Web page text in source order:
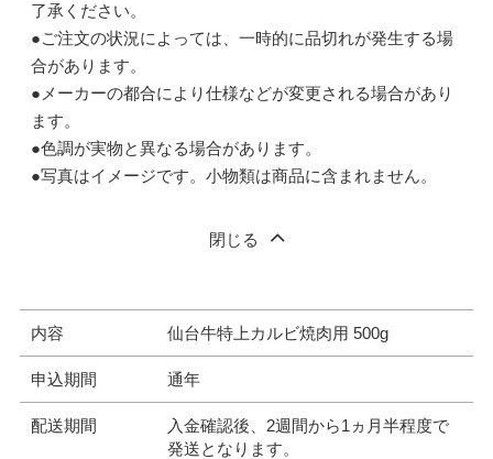
了承ください。
●ご注文の状況によっては、一時的に品切れが発生する場
合があります。
●メーカーの都合により仕様などが変更される場合があり
ます。
●色調が実物と異なる場合があります。
●写真はイメージです。小物類は商品に含まれません。
閉じる
内容 仙台牛特上カルビ焼肉用 500g
申込期間 通年
配送期間
入金確認後、2週間から1ヵ月半程度で
発送となります。